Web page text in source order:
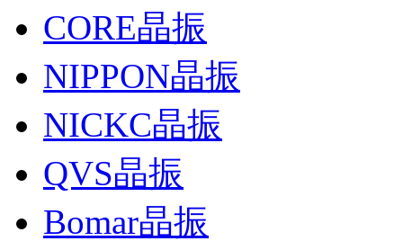
CORE晶振
NIPPON晶振
NICKC晶振
QVS晶振
Bomar晶振